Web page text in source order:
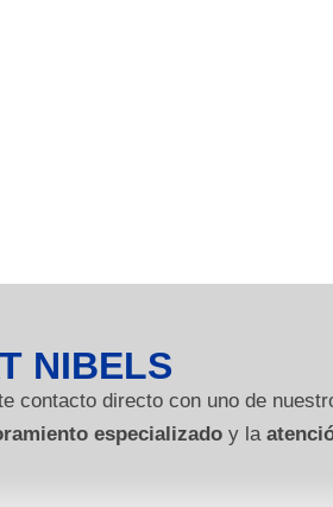
NIBELS
contacto directo con uno de
especializado y la